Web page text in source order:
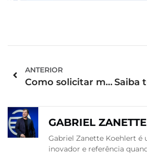
ANTERIOR
Como solicitar meu reembolso pela Latam?
GABRIEL
Gabriel Zanette Koehlert é
inovador e referência